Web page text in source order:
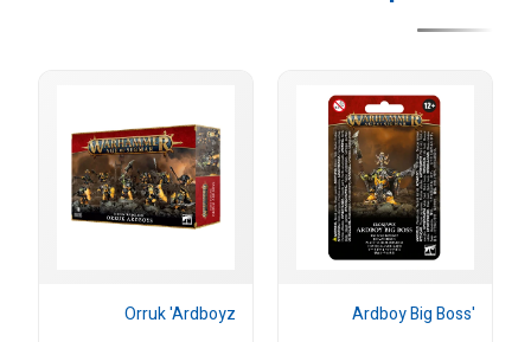
'Ardboy Big Boss
Orruk 'Ardboyz